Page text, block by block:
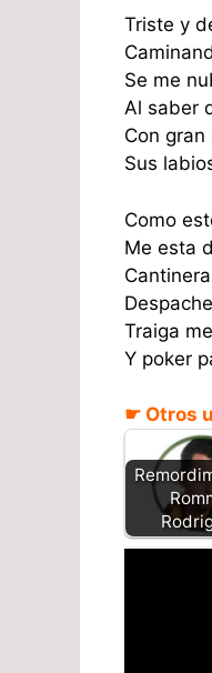
Triste y
Se me
Al saber
Con
Sus
Como
Me esta
Traiga
Y poker
☛ Otros